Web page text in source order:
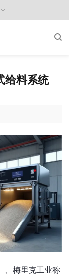
给料系统
、梅里克工业称